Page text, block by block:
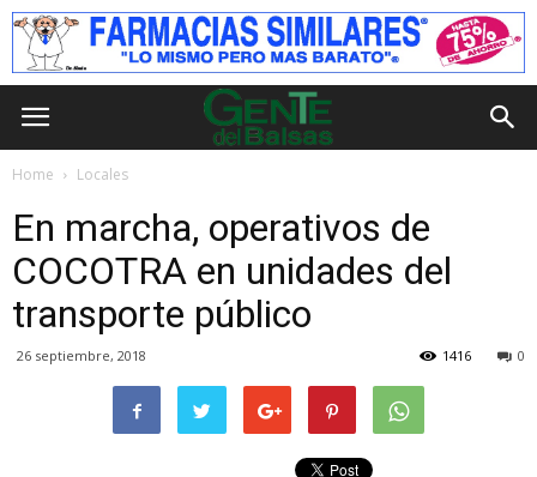
Home Locales
En marcha, operativos de
COCOTRA en unidades del
transporte público
26 septiembre, 2018 0
1416